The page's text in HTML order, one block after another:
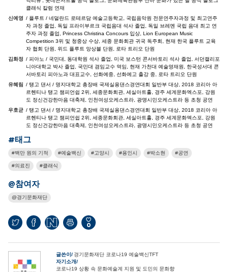
클래식 칼럼 연재
신예영 / 플루트 / 네덜란드 로테르담 예술고등학교, 국립음악원 전문연주자과정 및 최고연주
자 과정 졸업, 독일 프라이부르크 국립음대 석사 졸업, 독일 브레멘 국립 음대 최고 연
주자 과정 졸업, Princess Christina Concours 입상, Lion European Music
Competition 3위 및 청중상 수상, 세종 문화회관 귀국 독주회, 현재 한국 플루트 교육
자 협회 단원, 위드 플루트 앙상블 단원, 로타 트리오 단원
김화정 / 피아노 / 국민대, 동대학원 석사 졸업, 미국 보스턴 콘서바토리 석사 졸업, 서던캘리포
니아대학교 박사 졸업, 국민대 겸임교수 역임, 현재 가천대 예술영재원, 한국성서대 콘
서바토리 피아노과 대표교수, 선화예중, 선화예고 출강 중, 로타 트리오 단원
유혜림
/ 탱고 댄서 / 명지대학교 총장배 국제실용댄스경연대회 일반부 대상, 2018 코리아 아
르헨티나 탱고 챔피언쉽 2위, 세종문화회관, 세실아트홀, 경주 세계문화엑스포, 강원
도 정신건강한마음 대축제, 인천여성오케스트라, 광명시민오케스트라 등 초청 공연
우호균 / 탱고 댄서 / 명지대학교 총장배 국제실용댄스경연대회 일반부 대상, 2018 코리아 아
르헨티나 탱고 챔피언쉽 2위, 세종문화회관, 세실아트홀, 경주 세계문화엑스포, 강원
도 정신건강한마음 대축제, 인천여성오케스트라, 광명시민오케스트라 등 초청 공연
#태그
백만 원의 기적 예술백신 고양시 용인시 박소현 공연
의료진 클래식
@참여자
경기문화재단
0
글쓴이
경기문화재단 코로나19 예술백신TFT
자기소개
코로나19 상황 속 문화예술계 지원 및 도민의 문화향